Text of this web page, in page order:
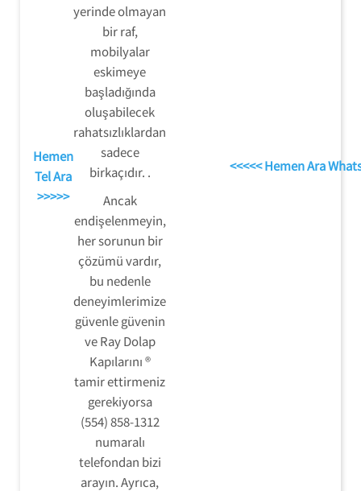
Hemen
Tel Ara
>>>>>
yerinde olmayan
bir raf,
mobilyalar
eskimeye
başladığında
oluşabilecek
rahatsızlıklardan
sadece
birkaçıdır. .
Ancak
endişelenmeyin,
her sorunun bir
çözümü vardır,
bu nedenle
deneyimlerimize
güvenle güvenin
ve Ray Dolap
Kapılarını ®
tamir ettirmeniz
gerekiyorsa
(554) 858-1312
numaralı
telefondan bizi
arayın. Ayrıca,
<<<<< Hemen Ara